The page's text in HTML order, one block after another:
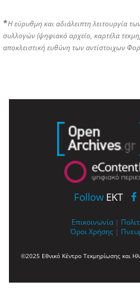
*Η εύρυθμη και αδιάλειπτη λειτουργία
συλλογών (ψηφιακό αρχείο, καρτέλα
αποκλειστική ευθύνη των αντίστοιχων
Follow EKT
Επικοινωνία |
Όροι Χρήσης |
©2025 Εθνικό Κέντρο Τεκμηρίωσης και